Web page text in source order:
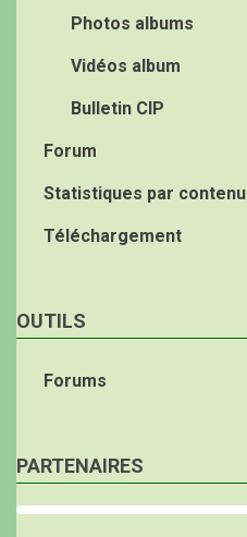
Photos albums
Vidéos album
Bulletin CIP
Forum
Statistiques par contenu
Téléchargement
OUTILS
Forums
PARTENAIRES